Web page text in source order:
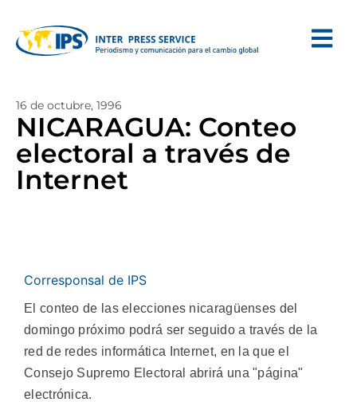
16 de octubre, 1996
NICARAGUA: Conteo
electoral a través de
Internet
Corresponsal de IPS
El conteo de las elecciones nicaragüenses del
domingo próximo podrá ser seguido a través de la
red de redes informática Internet, en la que el
Consejo Supremo Electoral abrirá una "página"
electrónica.